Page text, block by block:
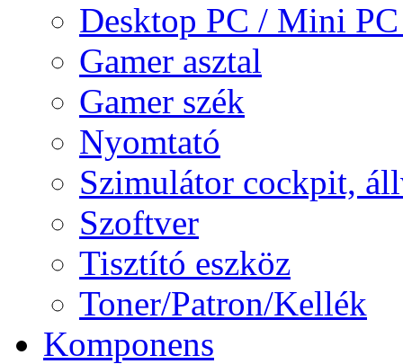
Desktop PC / Mini
Gamer asztal
Gamer szék
Nyomtató
Szimulátor cockpit,
Szoftver
Tisztító eszköz
Toner/Patron/Kellék
Komponens